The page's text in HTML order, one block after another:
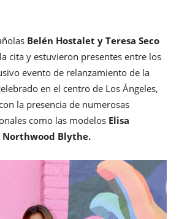
Belén Hostalet y Teresa Seco
cita y estuvieron presentes entre los
evento de relanzamiento de la
en el centro de Los Ángeles,
la presencia de numerosas
como las modelos Elisa
Northwood Blythe.